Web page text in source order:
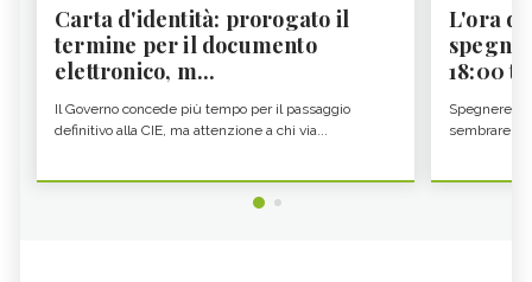
Carta d'identità: prorogato il
termine per il documento
elettronico, m...
Il Governo concede più tempo per il passaggio
definitivo alla CIE, ma attenzione a chi via...
L'ora
18:00 ti
Spegnere lo
sembrare